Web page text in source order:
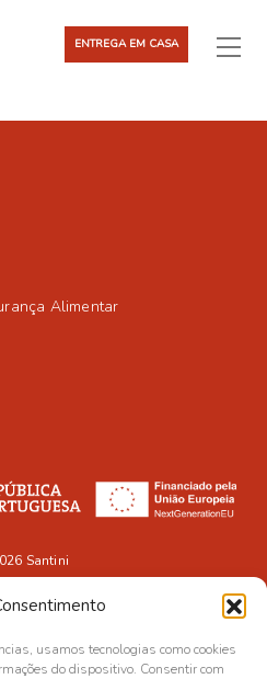
usamos tecnologias como cookies
do dispositivo. Consentir com
ENTREGA EM CASA
Alimentar
Santini